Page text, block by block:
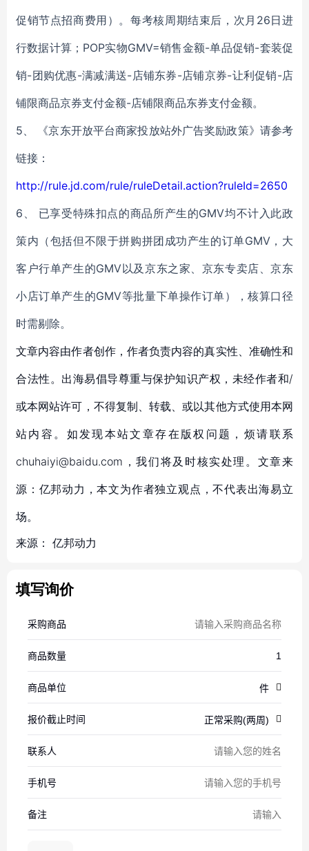
促销节点招商费用）。每考核周期结束后，次月26日进
行数据计算；POP实物GMV=销售金额-单品促销-套装促
销-团购优惠-满减满送-店铺东券-店铺京券-让利促销-店
铺限商品京券支付金额-店铺限商品东券支付金额。
5、 《京东开放平台商家投放站外广告奖励政策》请参考
链接：
http://rule.jd.com/rule/ruleDetail.action?ruleId=2650
6、 已享受特殊扣点的商品所产生的GMV均不计入此政
策内（包括但不限于拼购拼团成功产生的订单GMV，大
客户行单产生的GMV以及京东之家、京东专卖店、京东
小店订单产生的GMV等批量下单操作订单），核算口径
时需剔除。
文章内容由作者创作，作者负责内容的真实性、准确性和
合法性。出海易倡导尊重与保护知识产权，未经作者和/
或本网站许可，不得复制、转载、或以其他方式使用本网
站内容。如发现本站文章存在版权问题，烦请联系
chuhaiyi@baidu.com，我们将及时核实处理。文章来
源：亿邦动力，本文为作者独立观点，不代表出海易立
场。
来源： 亿邦动力
填写询价